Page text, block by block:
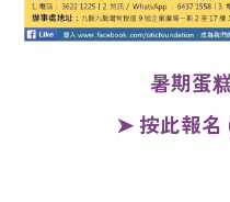
暑期蛋
➤ 按此報名